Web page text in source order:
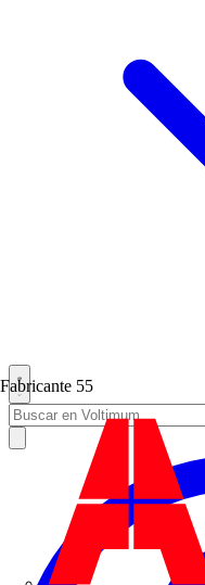
Fabricante 55